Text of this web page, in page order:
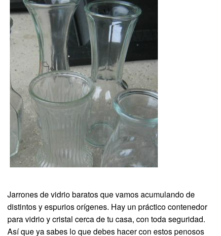
Jarrones de vidrio baratos que vamos acumulando de
distintos y espurios orígenes. Hay un práctico contenedor
para vidrio y cristal cerca de tu casa, con toda seguridad.
Así que ya sabes lo que debes hacer con estos penosos